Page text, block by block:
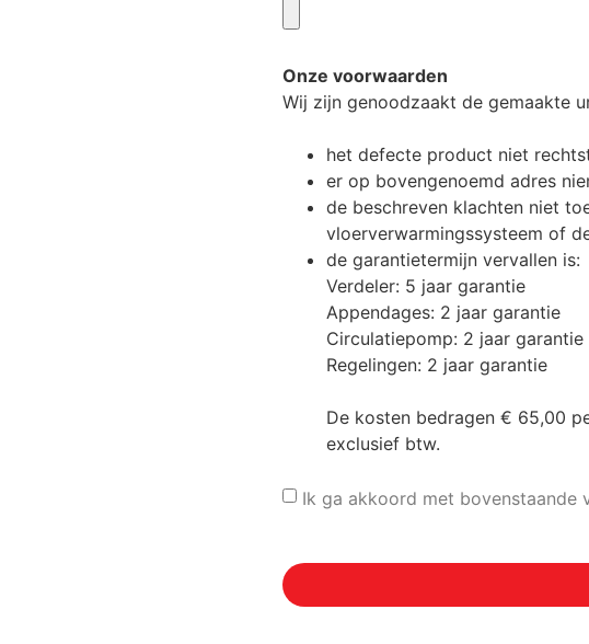
Onze voorwaarden
Wij zijn genoodzaakt de gemaakte
het defecte product niet
er op bovengenoemd adres
de beschreven klachten niet
vloerverwarmingssysteem of
de garantietermijn vervallen is:
Verdeler: 5 jaar garantie
Appendages: 2 jaar garantie
Circulatiepomp: 2 jaar garantie
Regelingen: 2 jaar garantie
De kosten bedragen € 65,00
exclusief btw.
Ik ga akkoord met bovenstaande